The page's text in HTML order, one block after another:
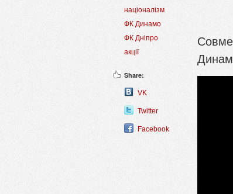
націоналізм
ФК Динамо
ФК Дніпро
акції
Share:
VK
Twitter
Facebook